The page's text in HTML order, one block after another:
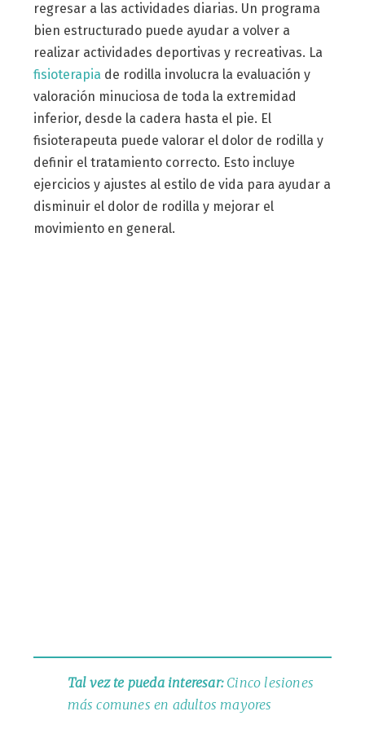
regresar a las actividades diarias. Un programa
bien estructurado puede ayudar a volver a
realizar actividades deportivas y recreativas. La
fisioterapia de rodilla involucra la evaluación y
valoración minuciosa de toda la extremidad
inferior, desde la cadera hasta el pie. El
fisioterapeuta puede valorar el dolor de rodilla y
definir el tratamiento correcto. Esto incluye
ejercicios y ajustes al estilo de vida para ayudar a
disminuir el dolor de rodilla y mejorar el
movimiento en general.
Tal vez te pueda interesar:Cinco lesiones
más comunes en adultos mayores